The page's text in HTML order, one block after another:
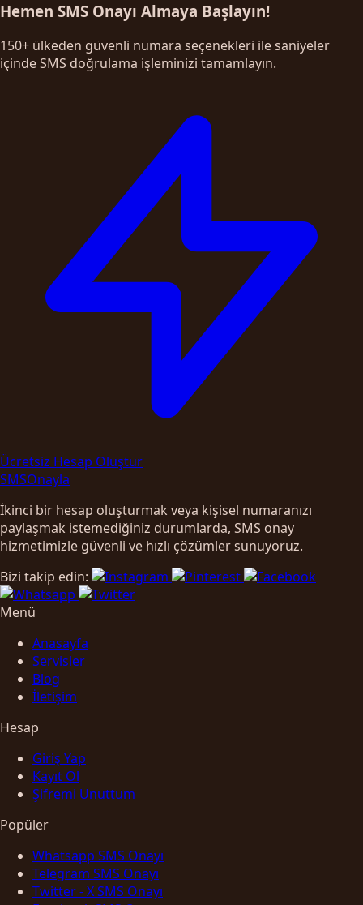
Hemen SMS Onayı Almaya Başlayın!
150+ ülkeden güvenli numara seçenekleri ile saniyeler
içinde SMS doğrulama işleminizi tamamlayın.
Ücretsiz Hesap Oluştur
SMSOnayla
İkinci bir hesap oluşturmak veya kişisel numaranızı
paylaşmak istemediğiniz durumlarda, SMS onay
hizmetimizle güvenli ve hızlı çözümler sunuyoruz.
Bizi takip edin:
Menü
Anasayfa
Servisler
Blog
İletişim
Hesap
Giriş Yap
Kayıt Ol
Şifremi Unuttum
Popüler
Whatsapp SMS Onayı
Telegram SMS Onayı
Twitter - X SMS Onayı